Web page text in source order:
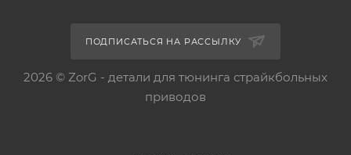
ПОДПИСАТЬСЯ НА РАССЫЛКУ
2026 © ZorG - детали для тюнинга страйкбольных
приводов